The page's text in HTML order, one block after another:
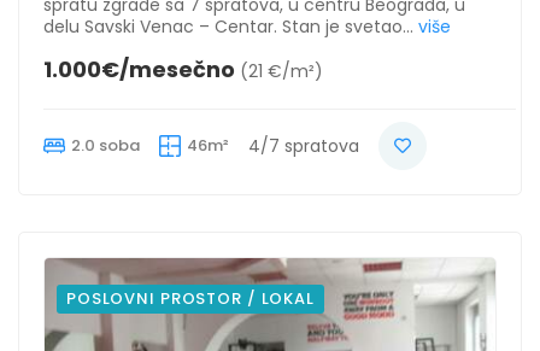
delu Savski Venac – Centar. Stan je svetao... više
1.000€/mesečno (21 €/m²)
2.0 soba 46m² 4/7 spratova
POSLOVNI PROSTOR / LOKAL